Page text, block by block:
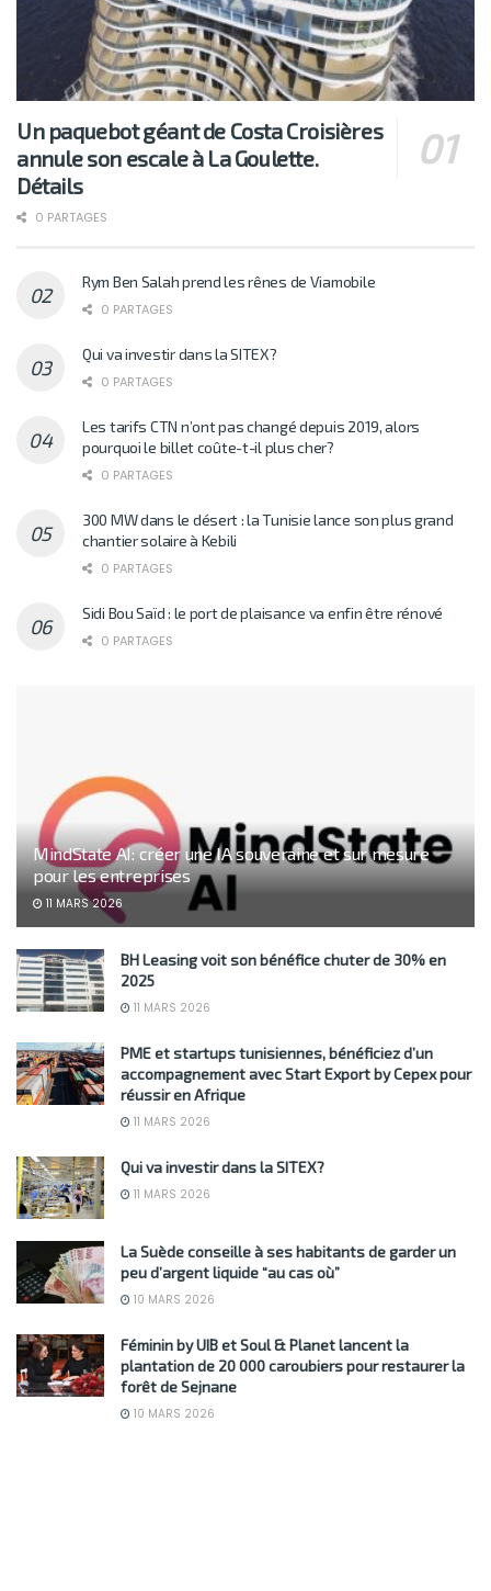
Un paquebot géant de Costa Croisières
annule son escale à La Goulette.
Détails
0 PARTAGES
Rym Ben Salah prend les rênes de Viamobile
0 PARTAGES
Qui va investir dans la SITEX?
0 PARTAGES
Les tarifs CTN n’ont pas changé depuis 2019, alors
pourquoi le billet coûte-t-il plus cher?
0 PARTAGES
300 MW dans le désert : la Tunisie lance son plus grand
chantier solaire à Kebili
0 PARTAGES
Sidi Bou Saïd : le port de plaisance va enfin être rénové
0 PARTAGES
MindState AI: créer une IA souveraine et sur mesure
pour les entreprises
11 MARS 2026
BH Leasing voit son bénéfice chuter de 30% en
2025
11 MARS 2026
PME et startups tunisiennes, bénéficiez d’un
accompagnement avec Start Export by Cepex pour
réussir en Afrique
11 MARS 2026
Qui va investir dans la SITEX?
11 MARS 2026
La Suède conseille à ses habitants de garder un
peu d’argent liquide “au cas où”
10 MARS 2026
Féminin by UIB et Soul & Planet lancent la
plantation de 20 000 caroubiers pour restaurer la
forêt de Sejnane
10 MARS 2026